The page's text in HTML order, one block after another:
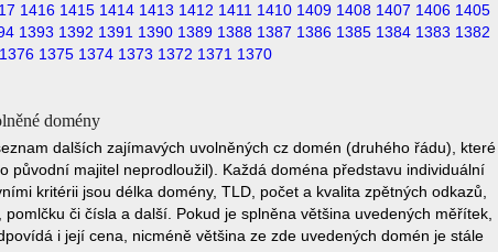
1416 1415 1414 1413 1412 1411 1410 1409 1408 1407 1406 1405
1393 1392 1391 1390 1389 1388 1387 1386 1385 1384 1383 1382
1376 1375 1374 1373 1372 1371 1370
domény
dalších zajímavých uvolněných cz domén (druhého řádu), které
původní majitel neprodloužil). Každá doména představu individuální
kritérii jsou délka domény, TLD, počet a kvalita zpětných odkazů,
či čísla a další. Pokud je splněna většina uvedených měřítek,
i její cena, nicméně většina ze zde uvedených domén je stále